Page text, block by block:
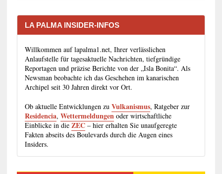
LA PALMA INSIDER-INFOS
Willkommen auf lapalma1.net, Ihrer verlässlichen
Anlaufstelle für tagesaktuelle Nachrichten, tiefgründige
Reportagen und präzise Berichte von der „Isla Bonita“. Als
Newsman beobachte ich das Geschehen im kanarischen
Archipel seit 30 Jahren direkt vor Ort.
Ob aktuelle Entwicklungen zu Vulkanismus, Ratgeber zur
Residencia, Wettermeldungen oder wirtschaftliche
Einblicke in dieZEC– hier erhalten Sie unaufgeregte
Fakten abseits des Boulevards durch die Augen eines
Insiders.